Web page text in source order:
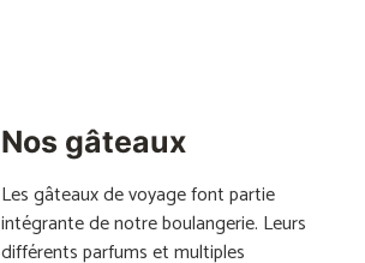
Nos gâteaux
Les gâteaux de voyage font partie
intégrante de notre boulangerie. Leurs
différents parfums et multiples